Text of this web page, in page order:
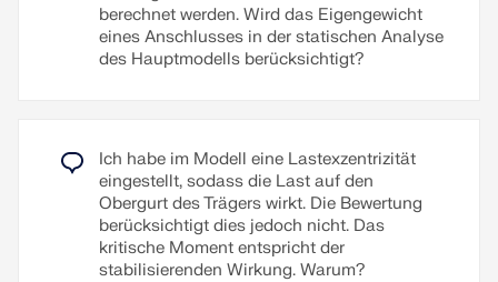
Zum Erklärvideo
Weiterlesen
Bemaßung kann im ausklappbaren Navigator
rechts aktiviert werden. Die erzeugten Maßketten
lassen sich löschen und verschieben.
berechnet werden. Wird das Eigengewicht
eines Anschlusses in der statischen Analyse
des Hauptmodells berücksichtigt?
Ich habe im Modell eine Lastexzentrizität
eingestellt, sodass die Last auf den
Obergurt des Trägers wirkt. Die Bewertung
berücksichtigt dies jedoch nicht. Das
kritische Moment entspricht der
stabilisierenden Wirkung. Warum?